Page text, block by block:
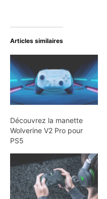
Articles similaires
Découvrez la manette
Wolverine V2 Pro pour
PS5